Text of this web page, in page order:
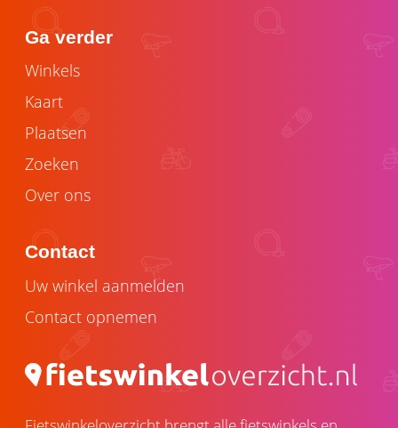
Ga verder
Winkels
Kaart
Plaatsen
Zoeken
Over ons
Contact
Uw winkel aanmelden
Contact opnemen